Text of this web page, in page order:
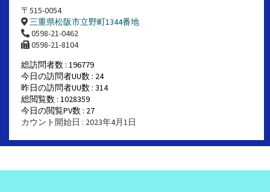
〒515-0054
三重県松阪市立野町1344番地
0598-21-0462
0598-21-8104
総訪問者数 : 196779
今日の訪問者UU数 : 24
昨日の訪問者UU数 : 314
総閲覧数 : 1028359
今日の閲覧PV数 : 27
カウント開始日 : 2023年4月1日